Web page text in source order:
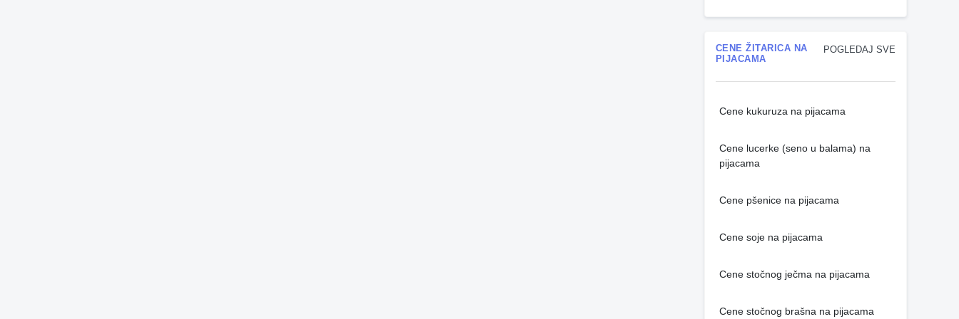
POGLEDAJ SVE
CENE ŽITARICA NA
PIJACAMA
Cene kukuruza na pijacama
Cene lucerke (seno u balama) na
pijacama
Cene pšenice na pijacama
Cene soje na pijacama
Cene stočnog ječma na pijacama
Cene stočnog brašna na pijacama